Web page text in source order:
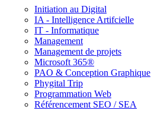
Initiation au Digital
IA - Intelligence Artifcielle
IT - Informatique
Management
Management de projets
Microsoft 365®
PAO & Conception Graphique
Phygital Trip
Programmation Web
Référencement SEO / SEA